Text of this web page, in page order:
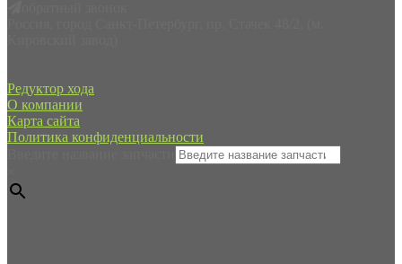
Редуктор хода
О компании
Карта сайта
Политика конфиденциальности